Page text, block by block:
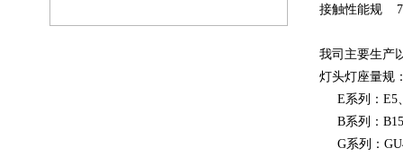
接触性能规
我司主要生产
灯头灯座量规
E系列：E5、
B系列：B15
G系列：